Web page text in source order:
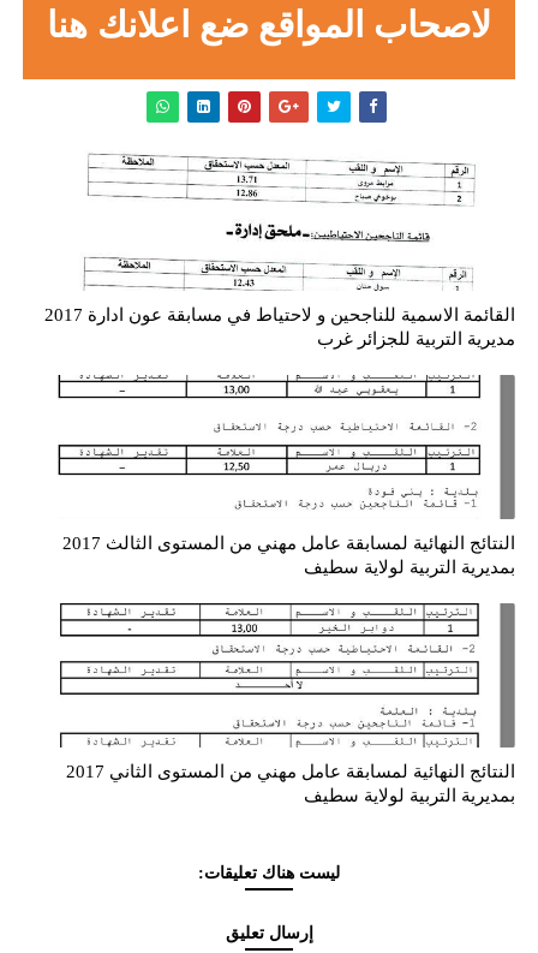
لاصحاب المواقع ضع اعلانك هنا
القائمة الاسمية للناجحين و لاحتياط في مسابقة عون ادارة 2017
مديرية التربية للجزائر غرب
النتائج النهائية لمسابقة عامل مهني من المستوى الثالث 2017
بمديرية التربية لولاية سطيف
النتائج النهائية لمسابقة عامل مهني من المستوى الثاني 2017
بمديرية التربية لولاية سطيف
ليست هناك تعليقات:
إرسال تعليق